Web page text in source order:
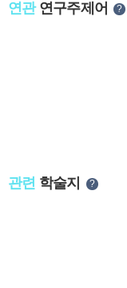
연관연구주제어 ?
관련 학술지 ?